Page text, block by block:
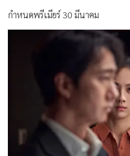
กำหนดพรีเมียร์ 30 มีนาคม